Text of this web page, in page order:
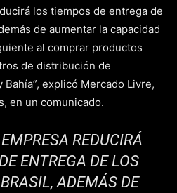
los tiempos de entrega de
de aumentar la capacidad
al comprar productos
de distribución de
explicó Mercado Livre,
en un comunicado.
REDUCIRÁ
ENTREGA DE LOS
ADEMÁS DE